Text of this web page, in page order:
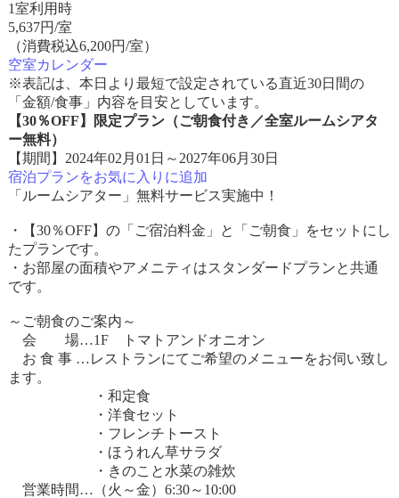
1室利用時
5,637円/室
（消費税込6,200円/室）
空室カレンダー
※表記は、本日より最短で設定されている直近30日間の
「金額/食事」内容を目安としています。
【30％OFF】限定プラン（ご朝食付き／全室ルームシアタ
ー無料）
【期間】2024年02月01日～2027年06月30日
宿泊プランをお気に入りに追加
「ルームシアター」無料サービス実施中！
・【30％OFF】の「ご宿泊料金」と「ご朝食」をセットにし
たプランです。
・お部屋の面積やアメニティはスタンダードプランと共通
です。
～ご朝食のご案内～
会 場…1F トマトアンドオニオン
お 食 事 …レストランにてご希望のメニューをお伺い致し
ます。
・和定食
・洋食セット
・フレンチトースト
・ほうれん草サラダ
・きのこと水菜の雑炊
営業時間…（火～金）6:30～10:00